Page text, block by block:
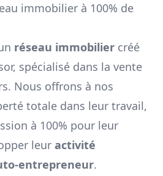
immobilier à 100% de
réseau immobilier créé
spécialisé dans la vente
Nous offrons à nos
totale dans leur travail,
à 100% pour leur
leur activité
entrepreneur.